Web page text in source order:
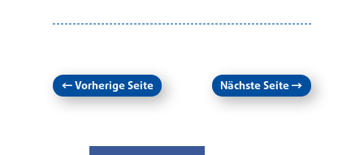
←Vorherige Seite Nächste Seite→